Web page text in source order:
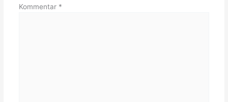
Kommentar *